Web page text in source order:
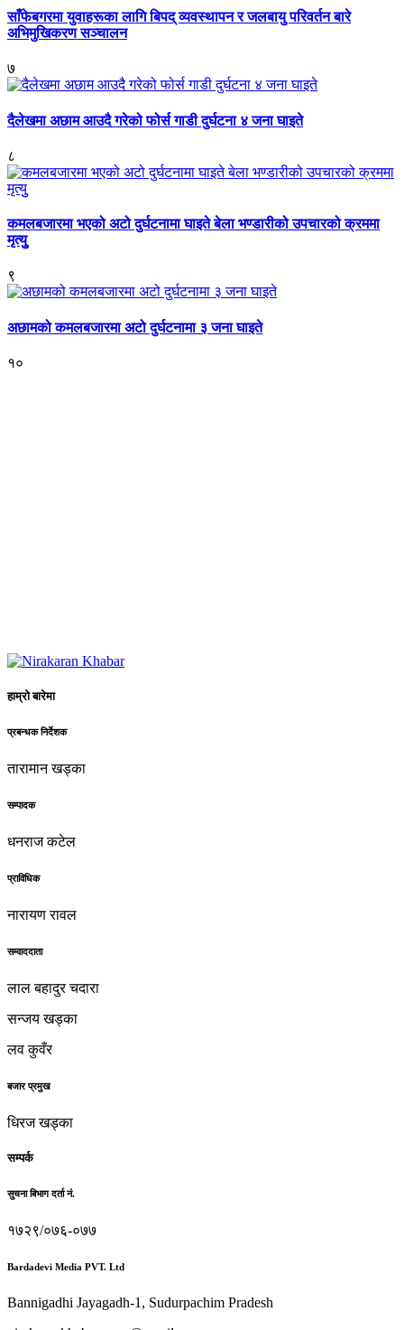
साँफेबगरमा युवाहरूका लागि बिपद् व्यवस्थापन र जलबायु परिवर्तन बारे
अभिमुखिकरण सञ्चालन
७
दैलेखमा अछाम आउदै गरेको फोर्स गाडी दुर्घटना ४ जना घाइते
८
कमलबजारमा भएको अटो दुर्घटनामा घाइते बेला भण्डारीको उपचारको क्रममा
मृत्युु
९
अछामको कमलबजारमा अटो दुर्घटनामा ३ जना घाइते
१०
हाम्रो बारेमा
प्रबन्धक निर्देशक
तारामान खड्का
सम्पादक
धनराज कटेल
प्राविधिक
नारायण रावल
सम्वाददाता
लाल बहादुर चदारा
सन्जय खड्का
लव कुवँर
बजार प्रमुख
धिरज खड्का
सम्पर्क
सुचना बिभाग दर्ता नं.
१७२९/०७६-०७७
Bardadevi Media PVT. Ltd
Bannigadhi Jayagadh-1, Sudurpachim Pradesh